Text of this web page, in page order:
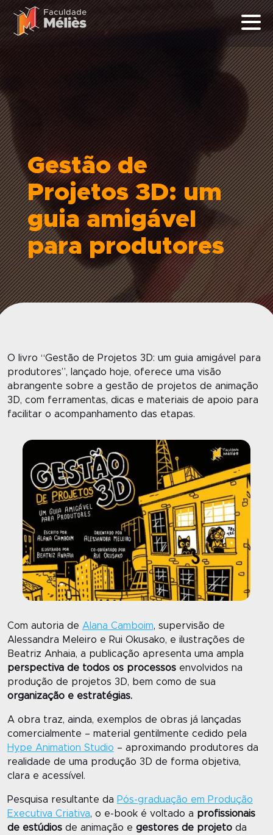
Gestão de
Projetos 3D: um
guia amigável
para produtores
O livro “Gestão de Projetos 3D: um guia amigável para
produtores”, lançado hoje, oferece uma visão
abrangente sobre a gestão de projetos de animação
3D, com ferramentas, dicas e materiais de apoio para
facilitar o acompanhamento das etapas.
Com autoria de Alana Camboim, supervisão de
Alessandra Meleiro e Rui Okusako, e ilustrações de
Beatriz Anhaia, a publicação apresenta uma ampla
perspectiva de todos os processosenvolvidos na
produção de projetos 3D, bem como de sua
organização e estratégias.
A obra traz, ainda, exemplos de obras já lançadas
comercialmente – material gentilmente cedido pela
Hype Animation Studio – aproximando produtores da
realidade de uma produção 3D de forma objetiva,
clara e acessível.
Pesquisa resultante da Pós-graduação em Produção
Executiva Criativa, o e-book é voltado a profissionais
de estúdiosde animação e gestores de projetoda